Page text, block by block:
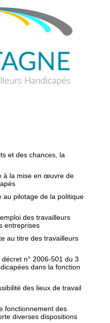
et des chances, la
à la mise en œuvre de
au pilotage de la politique
des travailleurs
entreprises
au titre des travailleurs
décret n° 2006-501 du 3
dans la fonction
des lieux de travail
fonctionnement des
diverses dispositions